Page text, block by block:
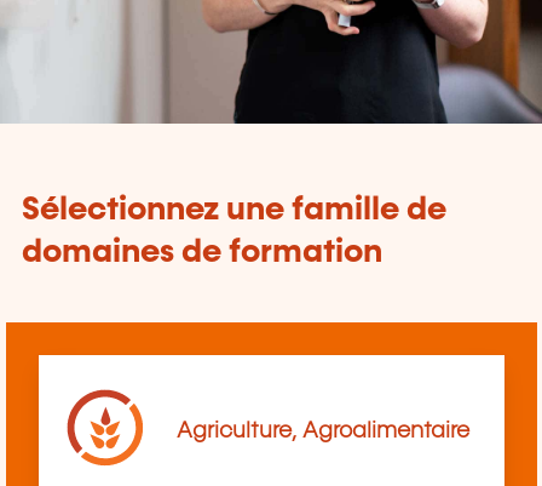
Sélectionnez une famille de
domaines de formation
Agriculture, Agroalimentaire